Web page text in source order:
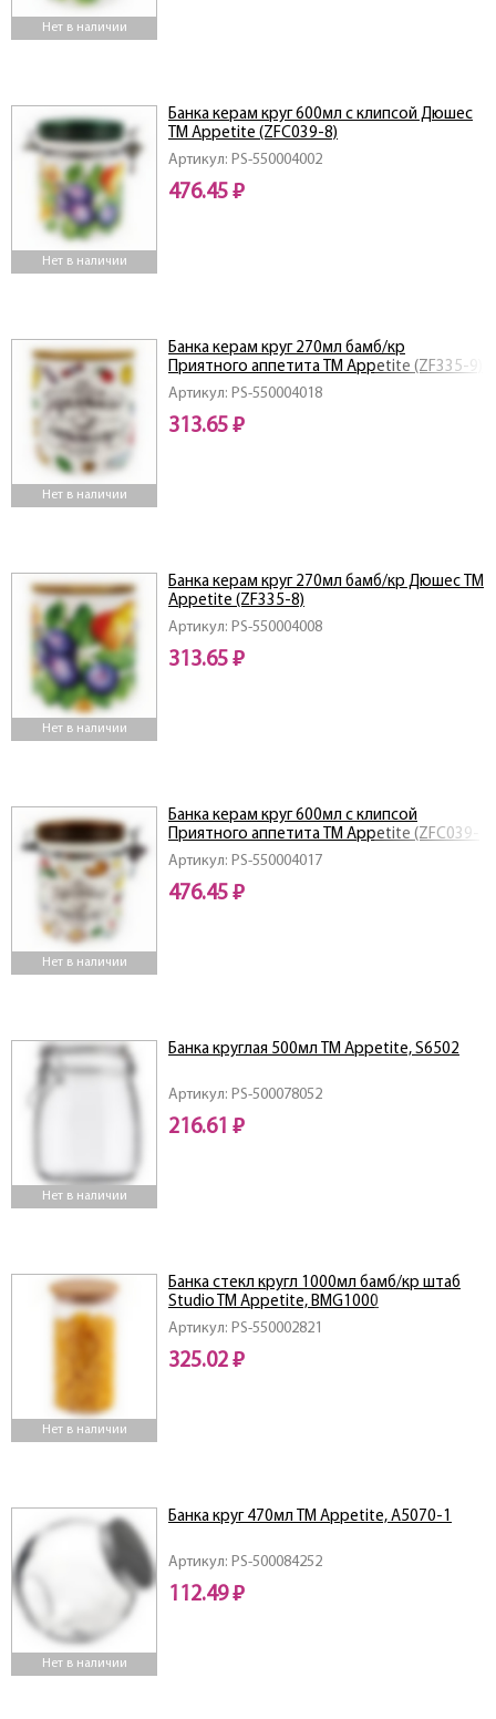
Нет в наличии
Нет в наличии
Артикул: PS-550004002
Банка керам круг 600мл c клипсой Дюшес
ТМ Appetite (ZFC039-8)
476.45 ₽
Нет в наличии
Артикул: PS-550004018
Банка керам круг 270мл бамб/кр
Приятного аппетита ТМ Appetite (ZF335-9)
313.65 ₽
Нет в наличии
Артикул: PS-550004008
Банка керам круг 270мл бамб/кр Дюшес ТМ
Appetite (ZF335-8)
313.65 ₽
Нет в наличии
Артикул: PS-550004017
Банка керам круг 600мл c клипсой
Приятного аппетита ТМ Appetite (ZFC039-
9)
476.45 ₽
Нет в наличии
Артикул: PS-500078052
Банка круглая 500мл ТМ Appetite, S6502
216.61 ₽
Нет в наличии
Артикул: PS-550002821
Банка стекл кругл 1000мл бамб/кр штаб
Studio TM Appetite, BMG1000
325.02 ₽
Нет в наличии
Артикул: PS-500084252
Банка круг 470мл TM Appetite, A5070-1
112.49 ₽